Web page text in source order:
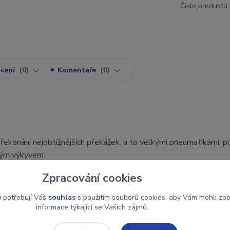
Číslo produktu:
0 Komentáře 0
nejobtížnějších překážek, a to velkými pneumatikami,
výkyvem.
Crawler dokonale provést i opravdu velmi drsným
přát: atraktivní vzhled, silný motor a jednoduché
Zpracování cookies
Váš souhlass použitím souborů cookies, aby Vám mohli
informace týkající se Vašich zájmů.